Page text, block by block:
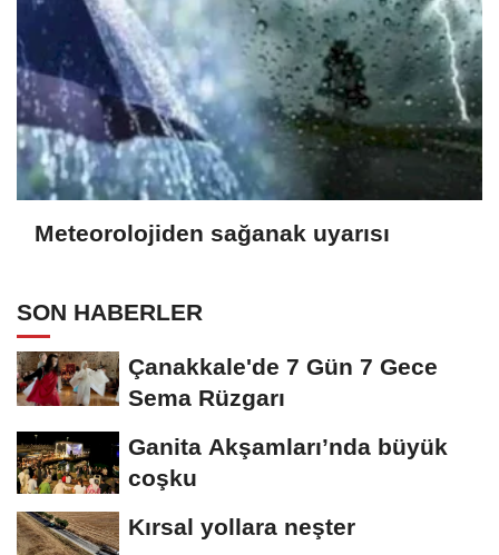
Meteorolojiden sağanak uyarısı
SON HABERLER
Çanakkale'de 7 Gün 7 Gece
Sema Rüzgarı
Ganita Akşamları’nda büyük
coşku
Kırsal yollara neşter